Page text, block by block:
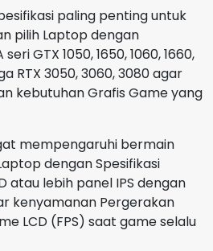
paling penting untuk
pilih Laptop dengan
GTX 1050, 1650, 1060, 1660,
RTX 3050, 3060, 3080 agar
kebutuhan Grafis Game yang
mempengaruhi bermain
dengan Spesifikasi
atau lebih panel IPS dengan
kenyamanan Pergerakan
LCD (FPS) saat game selalu